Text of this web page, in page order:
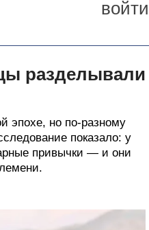
войти
разделывали
эпохе, но по-разному
показало: у
привычки — и они